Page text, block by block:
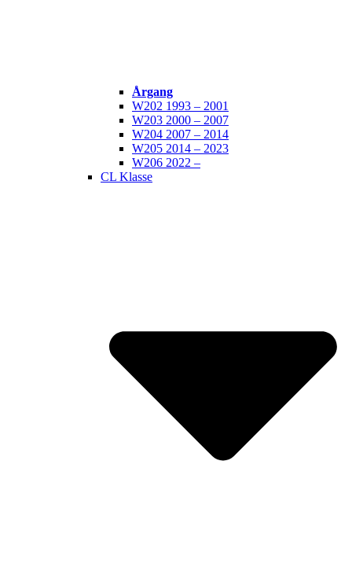
Årgang
W202 1993 – 2001
W203 2000 – 2007
W204 2007 – 2014
W205 2014 – 2023
W206 2022 –
CL Klasse